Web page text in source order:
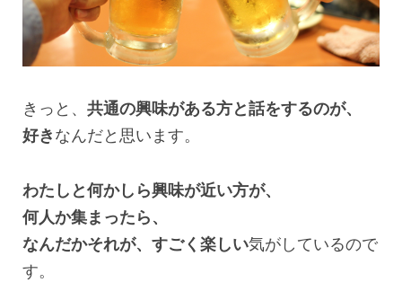
きっと、 共通の興味がある方と話をするのが、
好きなんだと思います。
わたしと何かしら興味が近い方が、
何人か集まったら、
なんだかそれが、すごく楽しい気がしているので
す。